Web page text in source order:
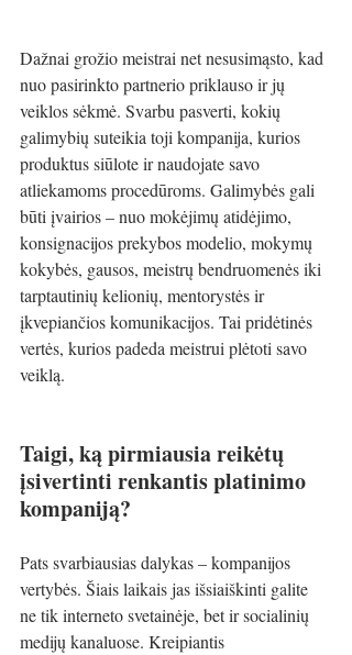
Dažnai grožio meistrai net nesusimąsto, kad
nuo pasirinkto partnerio priklauso ir jų
veiklos sėkmė. Svarbu pasverti, kokių
galimybių suteikia toji kompanija, kurios
produktus siūlote ir naudojate savo
atliekamoms procedūroms. Galimybės gali
būti įvairios – nuo mokėjimų atidėjimo,
konsignacijos prekybos modelio, mokymų
kokybės, gausos, meistrų bendruomenės iki
tarptautinių kelionių, mentorystės ir
įkvepiančios komunikacijos. Tai pridėtinės
vertės, kurios padeda meistrui plėtoti savo
veiklą.
Taigi, ką pirmiausia reikėtų
įsivertinti renkantis platinimo
kompaniją?
Pats svarbiausias dalykas – kompanijos
vertybės. Šiais laikais jas išsiaiškinti galite
ne tik interneto svetainėje, bet ir socialinių
medijų kanaluose. Kreipiantis